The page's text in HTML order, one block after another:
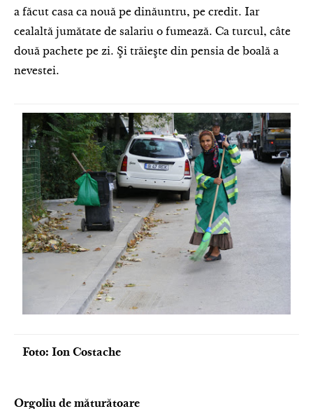
a făcut casa ca nouă pe dinăuntru, pe credit. Iar
cealaltă jumătate de salariu o fumează. Ca turcul, câte
două pachete pe zi. Şi trăieşte din pensia de boală a
nevestei.
Foto: Ion Costache
Orgoliu de măturătoare